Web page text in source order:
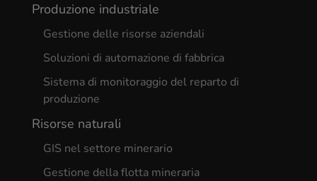
Produzione industriale
Gestione delle risorse aziendali
Soluzioni di automazione di fabbrica
Sistema di monitoraggio del reparto di
produzione
Risorse naturali
GIS nel settore minerario
Gestione della flotta mineraria